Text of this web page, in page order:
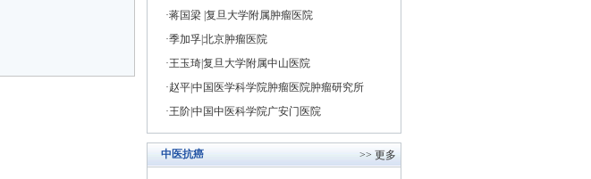
蒋国梁 |复旦大学附属肿瘤医院
季加孚|北京肿瘤医院
王玉琦|复旦大学附属中山医院
赵平|中国医学科学院肿瘤医院肿瘤研究所
王阶|中国中医科学院广安门医院
中医抗癌 >> 更多